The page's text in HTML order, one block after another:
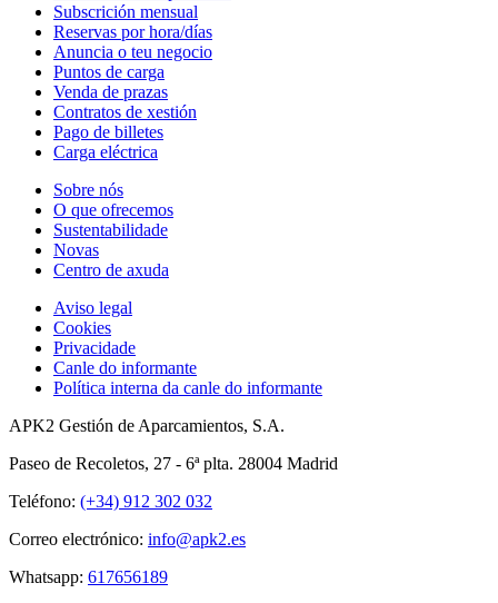
Subscrición mensual
Reservas por hora/días
Anuncia o teu negocio
Puntos de carga
Venda de prazas
Contratos de xestión
Pago de billetes
Carga eléctrica
Sobre nós
O que ofrecemos
Sustentabilidade
Novas
Centro de axuda
Aviso legal
Cookies
Privacidade
Canle do informante
Política interna da canle do informante
APK2 Gestión de Aparcamientos, S.A.
Paseo de Recoletos, 27 - 6ª plta. 28004 Madrid
Teléfono: (+34) 912 302 032
Correo electrónico: info@apk2.es
Whatsapp: 617656189